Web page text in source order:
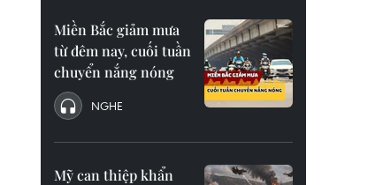
Miền Bắc giảm mưa
từ đêm nay, cuối tuần
chuyển nắng nóng
NGHE
Mỹ can thiệp khẩn